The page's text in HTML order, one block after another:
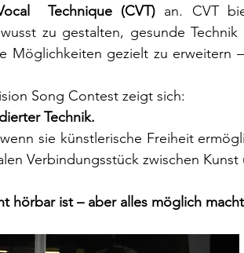
Technique (CVT) an. CVT
zu gestalten, gesunde
Möglichkeiten gezielt zu erweitern
Song Contest zeigt sich:
Technik.
Verbindungsstück zwischen Kunst
hörbar ist – aber alles möglich